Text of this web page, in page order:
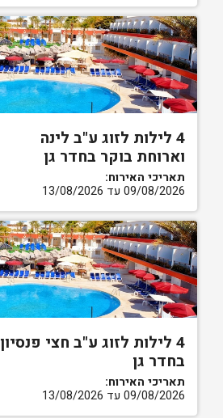
4 לילות לזוג ע"ב לינה
וארוחת בוקר בחדר גן
תאריכי האירוח:
09/08/2026 עד 13/08/2026
4 לילות לזוג ע"ב חצי פנסיון
בחדר גן
תאריכי האירוח:
09/08/2026 עד 13/08/2026